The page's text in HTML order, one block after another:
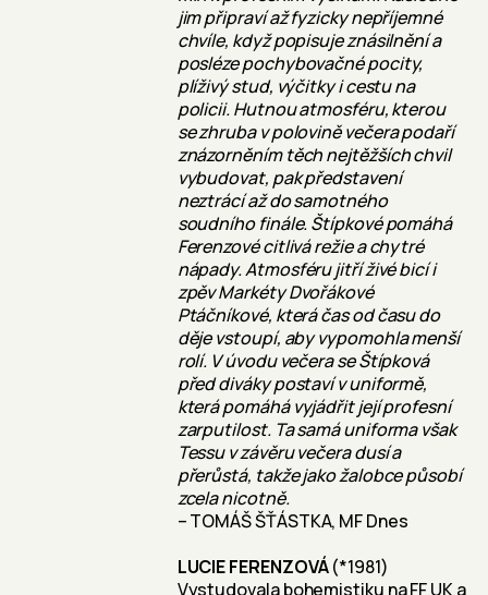
jim připraví až fyzicky nepříjemné
chvíle, když popisuje znásilnění a
posléze pochybovačné pocity,
plíživý stud, výčitky i cestu na
policii. Hutnou atmosféru, kterou
se zhruba v polovině večera podaří
znázorněním těch nejtěžších chvil
vybudovat, pak představení
neztrácí až do samotného
soudního finále. Štípkové pomáhá
Ferenzové citlivá režie a chytré
nápady. Atmosféru jitří živé bicí i
zpěv Markéty Dvořákové
Ptáčníkové, která čas od času do
děje vstoupí, aby vypomohla menší
rolí. V úvodu večera se Štípková
před diváky postaví v uniformě,
která pomáhá vyjádřit její profesní
zarputilost. Ta samá uniforma však
Tessu v závěru večera dusí a
přerůstá, takže jako žalobce působí
zcela nicotně.
– TOMÁŠ ŠŤÁSTKA, MF Dnes
LUCIE FERENZOVÁ(*1981)
Vystudovala bohemistiku na FF UK a